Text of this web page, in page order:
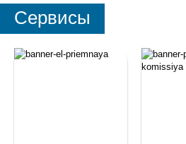
Сервисы